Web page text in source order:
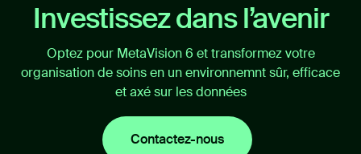
Investissez dans l’avenir
Optez pour MetaVision 6 et transformez votre
organisation de soins en un environnemnt sûr, efficace
et axé sur les données
Contactez-nous